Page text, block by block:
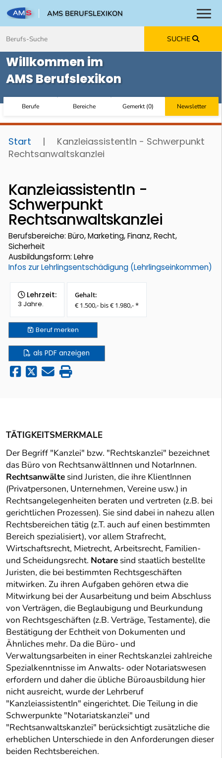
AMS BERUFSLEXIKON
SUCHE
Willkommen im
AMS Berufslexikon
Berufe Bereiche Gemerkt(0) Newsletter
Start |
KanzleiassistentIn - Schwerpunkt
Rechtsanwaltskanzlei
KanzleiassistentIn -
Schwerpunkt
Rechtsanwaltskanzlei
Berufsbereiche: Büro, Marketing, Finanz, Recht,
Sicherheit
Ausbildungsform: Lehre
Infos zur Lehrlingsentschädigung (Lehrlingseinkommen)
Lehrzeit:
3 Jahre.
Gehalt:
€ 1.500,- bis € 1.980,- *
Berufmerken
als PDF anzeigen
TÄTIGKEITSMERKMALE
Der Begriff "Kanzlei" bzw. "Rechtskanzlei" bezeichnet
das Büro von RechtsanwältInnen und NotarInnen.
Rechtsanwälte sind Juristen, die ihre KlientInnen
(Privatpersonen, Unternehmen, Vereine usw.) in
Rechtsangelegenheiten beraten und vertreten (z.B. bei
gerichtlichen Prozessen). Sie sind dabei in nahezu allen
Rechtsbereichen tätig (z.T. auch auf einen bestimmten
Bereich spezialisiert), vor allem Strafrecht,
Wirtschaftsrecht, Mietrecht, Arbeitsrecht, Familien-
und Scheidungsrecht. Notare sind staatlich bestellte
Juristen, die bei bestimmten Rechtsgeschäften
mitwirken. Zu ihren Aufgaben gehören etwa die
Mitwirkung bei der Ausarbeitung und beim Abschluss
von Verträgen, die Beglaubigung und Beurkundung
von Rechtsgeschäften (z.B. Verträge, Testamente), die
Bestätigung der Echtheit von Dokumenten und
Ähnliches mehr. Da die Büro- und
Verwaltungsarbeiten in einer Rechtskanzlei zahlreiche
Spezialkenntnisse im Anwalts- oder Notariatswesen
erfordern und daher die übliche Büroausbildung hier
nicht ausreicht, wurde der Lehrberuf
"KanzleiassistentIn" eingerichtet. Die Teilung in die
Schwerpunkte "Notariatskanzlei" und
"Rechtsanwaltskanzlei" berücksichtigt zusätzliche die
erheblichen Unterschiede in den Anforderungen dieser
beiden Rechtsbereichen.